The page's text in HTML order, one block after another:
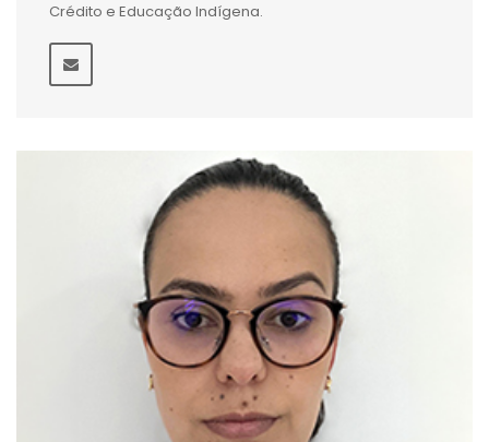
Crédito e Educação Indígena.